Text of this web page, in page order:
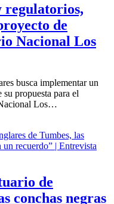
regulatorios,
de
Nacional Los
busca implementar un
propuesta para el
Los…
de
conchas negras